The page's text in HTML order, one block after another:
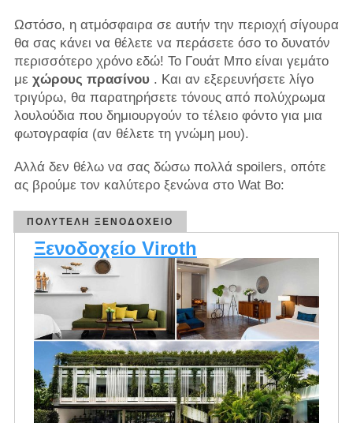
Ωστόσο, η ατμόσφαιρα σε αυτήν την περιοχή σίγουρα
θα σας κάνει να θέλετε να περάσετε όσο το δυνατόν
περισσότερο χρόνο εδώ! Το Γουάτ Μπο είναι γεμάτο
με χώρους πρασίνου. Και αν εξερευνήσετε λίγο
τριγύρω, θα παρατηρήσετε τόνους από πολύχρωμα
λουλούδια που δημιουργούν το τέλειο φόντο για μια
φωτογραφία (αν θέλετε τη γνώμη μου).
Αλλά δεν θέλω να σας δώσω πολλά spoilers, οπότε
ας βρούμε τον καλύτερο ξενώνα στο Wat Bo:
ΠΟΛΥΤΕΛΉ ΞΕΝΟΔΟΧΕΊΟ
Ξενοδοχείο Viroth